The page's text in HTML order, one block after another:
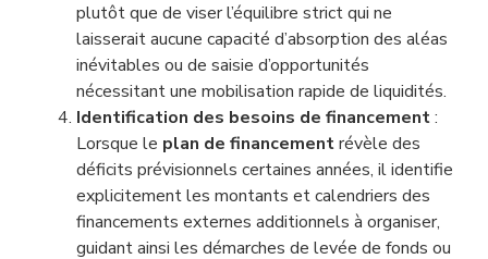
plutôt que de viser l’équilibre strict qui ne
laisserait aucune capacité d’absorption des aléas
inévitables ou de saisie d’opportunités
nécessitant une mobilisation rapide de liquidités.
Identification des besoins de financement:
Lorsque le plan de financementrévèle des
déficits prévisionnels certaines années, il identifie
explicitement les montants et calendriers des
financements externes additionnels à organiser,
guidant ainsi les démarches de levée de fonds ou